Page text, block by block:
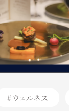
#ウェルネス